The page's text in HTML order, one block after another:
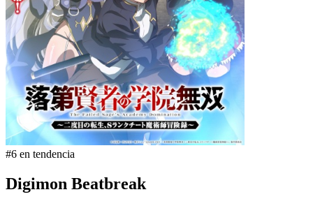
#6 en tendencia
Digimon Beatbreak